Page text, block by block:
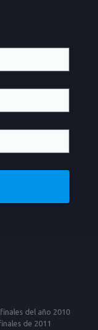
del año 2010
de 2011